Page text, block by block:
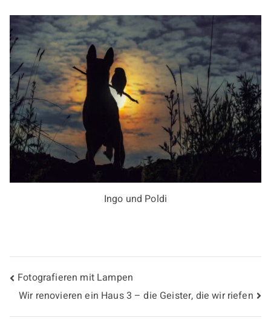
Ingo und Poldi
Fotografieren mit Lampen
Wir renovieren ein Haus 3 – die Geister, die wir riefen